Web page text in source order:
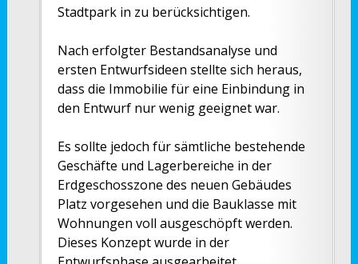
Stadtpark in zu berücksichtigen.
Nach erfolgter Bestandsanalyse und
ersten Entwurfsideen stellte sich heraus,
dass die Immobilie für eine Einbindung in
den Entwurf nur wenig geeignet war.
Es sollte jedoch für sämtliche bestehende
Geschäfte und Lagerbereiche in der
Erdgeschosszone des neuen Gebäudes
Platz vorgesehen und die Bauklasse mit
Wohnungen voll ausgeschöpft werden.
Dieses Konzept wurde in der